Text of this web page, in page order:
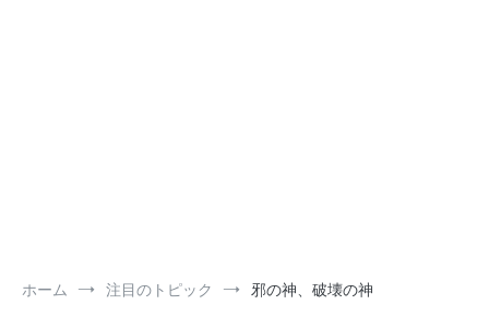
ホーム 注目のトピック 邪の神、破壊の神